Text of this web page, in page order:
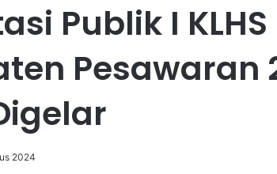
Publik I KLHS
Pesawaran
2024